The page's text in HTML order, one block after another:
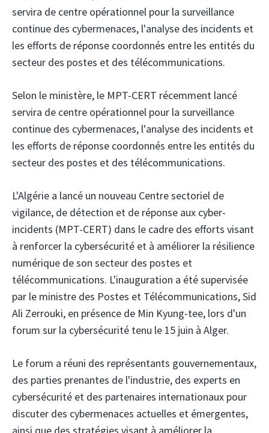
servira de centre opérationnel pour la surveillance
continue des cybermenaces, l'analyse des incidents et
les efforts de réponse coordonnés entre les entités du
secteur des postes et des télécommunications.
Selon le ministère, le MPT-CERT récemment lancé
servira de centre opérationnel pour la surveillance
continue des cybermenaces, l'analyse des incidents et
les efforts de réponse coordonnés entre les entités du
secteur des postes et des télécommunications.
L'Algérie a lancé un nouveau Centre sectoriel de
vigilance, de détection et de réponse aux cyber-
incidents (MPT-CERT) dans le cadre des efforts visant
à renforcer la cybersécurité et à améliorer la résilience
numérique de son secteur des postes et
télécommunications. L'inauguration a été supervisée
par le ministre des Postes et Télécommunications, Sid
Ali Zerrouki, en présence de Min Kyung-tee, lors d'un
forum sur la cybersécurité tenu le 15 juin à Alger.
Le forum a réuni des représentants gouvernementaux,
des parties prenantes de l'industrie, des experts en
cybersécurité et des partenaires internationaux pour
discuter des cybermenaces actuelles et émergentes,